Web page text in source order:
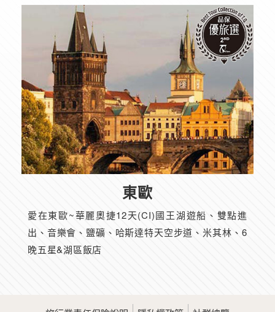
東歐
愛在東歐~華麗奧捷12天(CI)國王湖遊船、雙點進
出、音樂會、鹽礦、哈斯達特天空步道、米其林、6
晚五星&湖區飯店